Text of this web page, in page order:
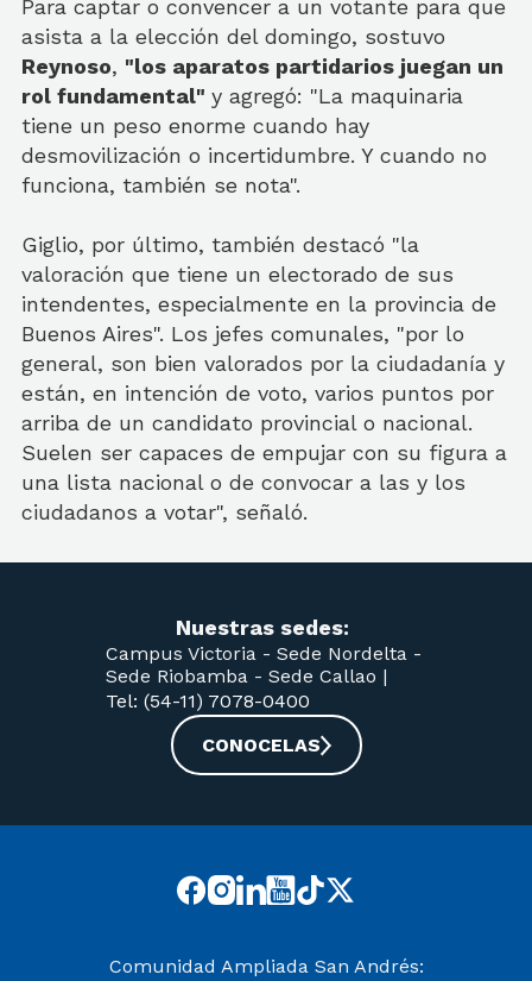
Para captar o convencer a un votante para que
asista a la elección del domingo, sostuvo
Reynoso, "los aparatos partidarios juegan un
rol fundamental" y agregó: "La maquinaria
tiene un peso enorme cuando hay
desmovilización o incertidumbre. Y cuando no
funciona, también se nota".
Giglio, por último, también destacó "la
valoración que tiene un electorado de sus
intendentes, especialmente en la provincia de
Buenos Aires". Los jefes comunales, "por lo
general, son bien valorados por la ciudadanía y
están, en intención de voto, varios puntos por
arriba de un candidato provincial o nacional.
Suelen ser capaces de empujar con su figura a
una lista nacional o de convocar a las y los
ciudadanos a votar", señaló.
Nuestras sedes:
Campus Victoria - Sede Nordelta -
Sede Riobamba - Sede Callao |
Tel: (54-11) 7078-0400
CONOCELAS
Comunidad Ampliada San Andrés: